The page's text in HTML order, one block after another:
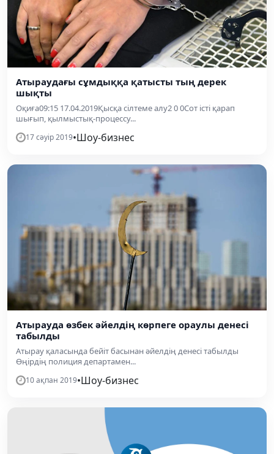
Атыраудағы сұмдыққа қатысты тың дерек
шықты
Оқиға09:15 17.04.2019Қысқа сілтеме алу2 0 0Сот істі қарап
шығып, қылмыстық-процессу...
17 сәуір 2019•Шоу-бизнес
Атырауда өзбек әйелдің көрпеге ораулы денесі
табылды
Атырау қаласында бейіт басынан әйелдің денесі табылды
Өңірдің полиция департамен...
10 ақпан 2019•Шоу-бизнес